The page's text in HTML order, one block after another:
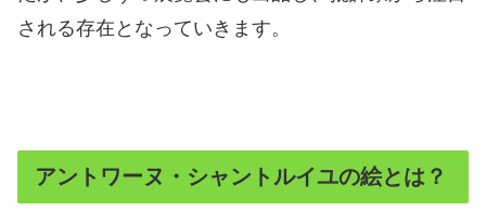
される存在となっていきます。
アントワーヌ・シャントルイユの絵とは？